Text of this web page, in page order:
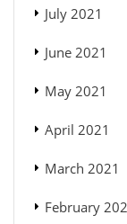
July 2021
June 2021
May 2021
April 2021
March 2021
February